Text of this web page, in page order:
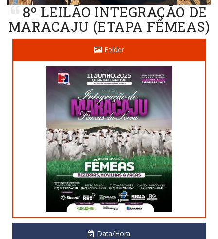
8º LEILÃO INTEGRAÇÃO DE
MARACAJU (ETAPA FÊMEAS)
Folder
Data/Hora